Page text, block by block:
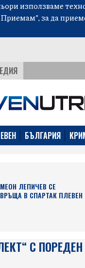
използваме
за да
БЪЛГАРИЯ
ЛЕПИЧЕВ СЕ
В СПАРТАК ПЛЕВЕН
С